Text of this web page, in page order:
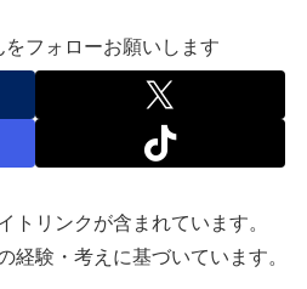
フォローお願いします
リンクが含まれています。
験・考えに基づいています。